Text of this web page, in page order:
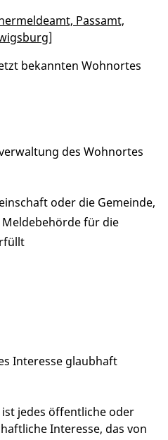
bekannten Wohnortes
des Wohnortes
oder die Gemeinde,
für die
Passamt,
Interesse glaubhaft
jedes öffentliche oder
Interesse, das von